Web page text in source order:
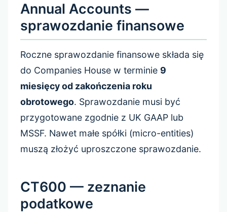
Annual Accounts —
sprawozdanie finansowe
Roczne sprawozdanie finansowe składa się
do Companies House w terminie 9
miesięcy od zakończenia roku
obrotowego. Sprawozdanie musi być
przygotowane zgodnie z UK GAAP lub
MSSF. Nawet małe spółki (micro-entities)
muszą złożyć uproszczone sprawozdanie.
CT600 — zeznanie
podatkowe